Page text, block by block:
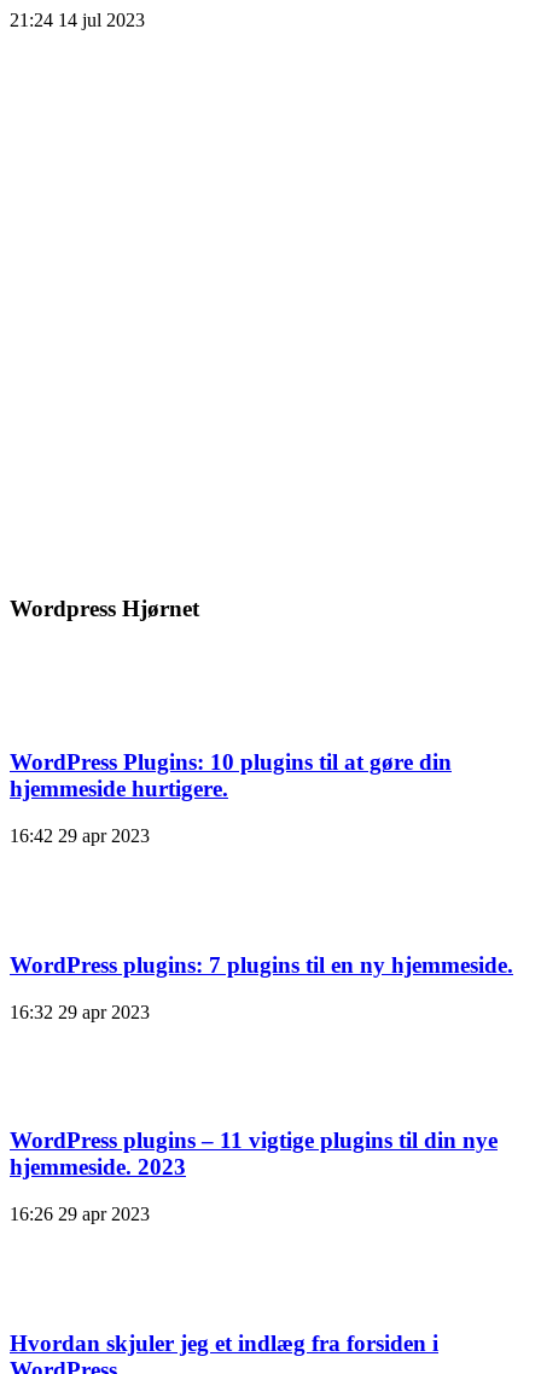
21:24 14 jul 2023
Wordpress Hjørnet
WordPress Plugins: 10 plugins til at gøre din
hjemmeside hurtigere.
16:42 29 apr 2023
WordPress plugins: 7 plugins til en ny hjemmeside.
16:32 29 apr 2023
WordPress plugins – 11 vigtige plugins til din nye
hjemmeside. 2023
16:26 29 apr 2023
Hvordan skjuler jeg et indlæg fra forsiden i